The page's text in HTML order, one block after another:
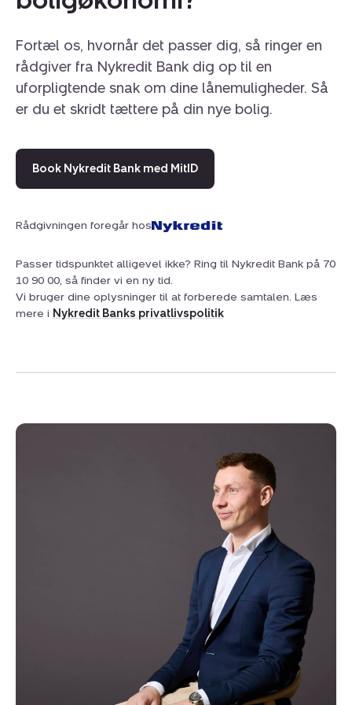
Fortæl os, hvornår det passer dig, så ringer en
rådgiver fra Nykredit Bank dig op til en
uforpligtende snak om dine lånemuligheder. Så
er du et skridt tættere på din nye bolig.
Book Nykredit Bank med MitID
Rådgivningen foregår hos
Passer tidspunktet alligevel ikke? Ring til Nykredit Bank på 70
10 90 00, så finder vi en ny tid.
Vi bruger dine oplysninger til at forberede samtalen. Læs
mere i Nykredit Banks privatlivspolitik